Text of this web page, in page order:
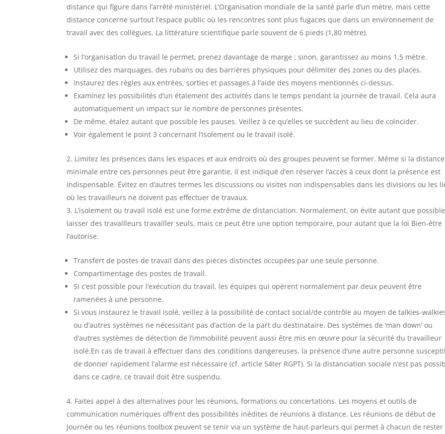
distance qui figure dans l’arrêté ministériel. L’Organisation mondiale de la santé parle d’un mètre, mais cette
distance concerne surtout l’espace public où les rencontres sont plus fugaces que dans un environnement de
travail avec des collègues. La littérature scientifique parle souvent de 6 pieds (1,80 mètre).
Si l’organisation du travail le permet, prenez davantage de marge ; sinon, garantissez au moins 1,5 mètre.
Utilisez des marquages, des rubans ou des barrières physiques pour délimiter des zones ou des places.
Instaurez des règles aux entrées, sorties et passages à l’aide des moyens mentionnés ci-dessus.
Examinez les possibilités d’un étalement des activités dans le temps pendant la journée de travail. Cela aura
automatiquement un impact sur le nombre de personnes présentes.
De même, étalez autant que possible les pauses. Veillez à ce qu’elles se succèdent au lieu de coïncider.
Voir également le point 3 concernant l’isolement ou le travail isolé.
Limitez les présences dans les espaces et aux endroits où des groupes peuvent se former. Même si la distance
minimale entre ces personnes peut être garantie, il est indiqué d’en réserver l’accès à ceux dont la présence est
indispensable. Évitez en d’autres termes les discussions ou visites non indispensables dans les divisions ou les
où les travailleurs ne doivent pas effectuer de travaux.
L’isolement ou travail isolé est une forme extrême de distanciation. Normalement, on évite autant que
laisser des travailleurs travailler seuls, mais ce peut être une option temporaire, pour autant que la loi Bien-être
l’autorise.
Transfert de postes de travail dans des pièces distinctes occupées par une seule personne.
Compartimentage des postes de travail.
Si c’est possible pour l’exécution du travail, les équipes qui opèrent normalement par deux peuvent être
ramenées à une personne.
Si vous instaurez le travail isolé, veillez à la possibilité de contact social/de contrôle au moyen de talkies-
ou d’autres systèmes ne nécessitant pas d’action de la part du destinataire. Des systèmes de ‘man down’ ou
d’autres systèmes de détection de l’immobilité peuvent aussi être mis en œuvre pour la sécurité du travailleur
isolé.En cas de travail à effectuer dans des conditions dangereuses, la présence d’une autre personne
de donner rapidement l’alarme est nécessaire (cf. article 54ter RGPT). Si la distanciation sociale n’est pas
dans ce cadre, ce travail doit être suspendu.
Faites appel à des alternatives pour les réunions, formations ou concertations. Les moyens et outils de
communication numériques offrent des possibilités inédites de réunions à distance. Les réunions de début de
journée ou les réunions toolbox peuvent se tenir via un système de haut-parleurs qui permet à chacun de rester